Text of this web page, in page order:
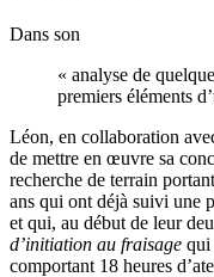
Dans son
« analyse de
premiers éléments
Léon, en collaboration
de mettre en œuvre sa
recherche de terrain
ans qui ont déjà suivi une
et qui, au début de leur
d’initiation au fraisage qui
comportant 18 heures